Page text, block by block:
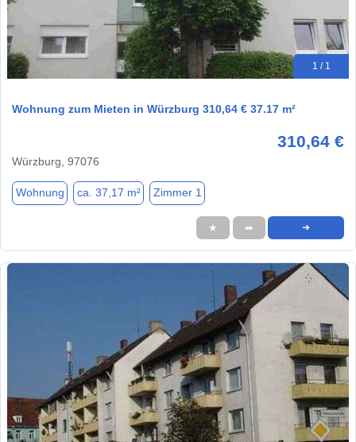
1 / 1
Wohnung zum Mieten in Würzburg 310,64 € 37.17 m²
310,64 €
Würzburg, 97076
Wohnung ca. 37,17 m² Zimmer 1
★ ➦ ➜